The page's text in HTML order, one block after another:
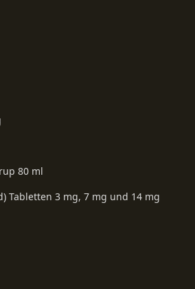
80 ml
Tabletten 3 mg, 7 mg und 14 mg